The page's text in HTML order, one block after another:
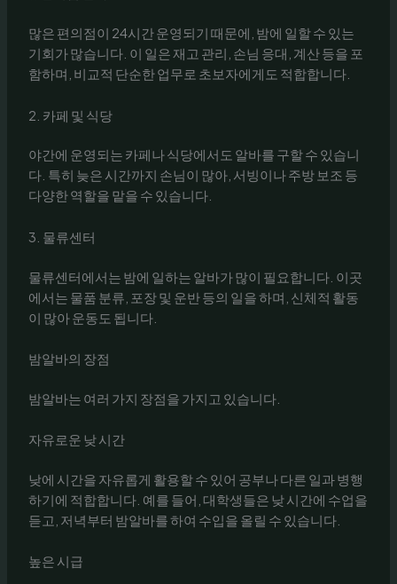
많은 편의점이 24시간 운영되기 때문에, 밤에 일할 수 있는
기회가 많습니다. 이 일은 재고 관리, 손님 응대, 계산 등을 포
함하며, 비교적 단순한 업무로 초보자에게도 적합합니다.
2. 카페 및 식당
야간에 운영되는 카페나 식당에서도 알바를 구할 수 있습니
다. 특히 늦은 시간까지 손님이 많아, 서빙이나 주방 보조 등
다양한 역할을 맡을 수 있습니다.
3. 물류센터
물류센터에서는 밤에 일하는 알바가 많이 필요합니다. 이곳
에서는 물품 분류, 포장 및 운반 등의 일을 하며, 신체적 활동
이 많아 운동도 됩니다.
밤알바의 장점
밤알바는 여러 가지 장점을 가지고 있습니다.
자유로운 낮 시간
낮에 시간을 자유롭게 활용할 수 있어 공부나 다른 일과 병행
하기에 적합합니다. 예를 들어, 대학생들은 낮 시간에 수업을
듣고, 저녁부터 밤알바를 하여 수입을 올릴 수 있습니다.
높은 시급